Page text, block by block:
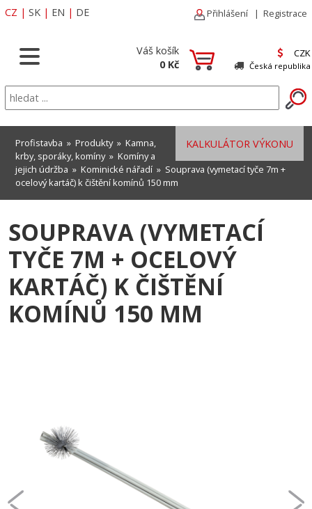
CZ | SK | EN | DE Přihlášení | Registrace
Váš košík
0 Kč
CZK
Česká republika
KALKULÁTOR VÝKONU
Profistavba » Produkty» Kamna,
krby, sporáky, komíny» Komíny a
jejich údržba » Kominické nářadí » Souprava (vymetací tyče 7m +
ocelový kartáč) k čištění komínů 150 mm
SOUPRAVA (VYMETACÍ
TYČE 7M + OCELOVÝ
KARTÁČ) K ČIŠTĚNÍ
KOMÍNŮ 150 MM